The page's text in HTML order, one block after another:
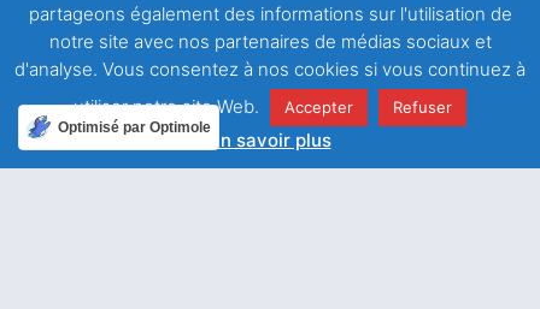
Facebook Twitter
LinkedIn Email
partageons également des informations sur l'utilisation de
notre site avec nos partenaires de médias sociaux et
d'analyse. Vous consentez à nos cookies si vous continuez à
utiliser notre site Web.
Accepter Refuser
En savoir plus
Optimisé par Optimole